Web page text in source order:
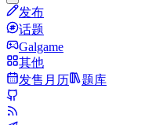
发布
话题
Galgame
其他
发售月历
题库